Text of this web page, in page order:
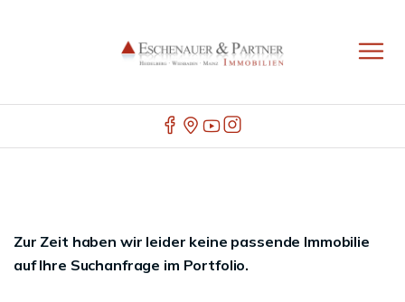
Zur Zeit haben wir leider keine passende Immobilie
auf Ihre Suchanfrage im Portfolio.